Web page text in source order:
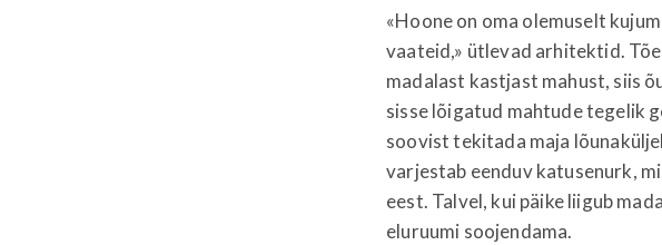
«Hoone on oma olemuselt
vaateid,» ütlevad arhitektid.
madalast kastjast mahust, siis
sisse lõigatud mahtude tegelik
soovist tekitada maja
varjestab eenduv katusenurk,
eest. Talvel, kui päike liigub
eluruumi soojendama.